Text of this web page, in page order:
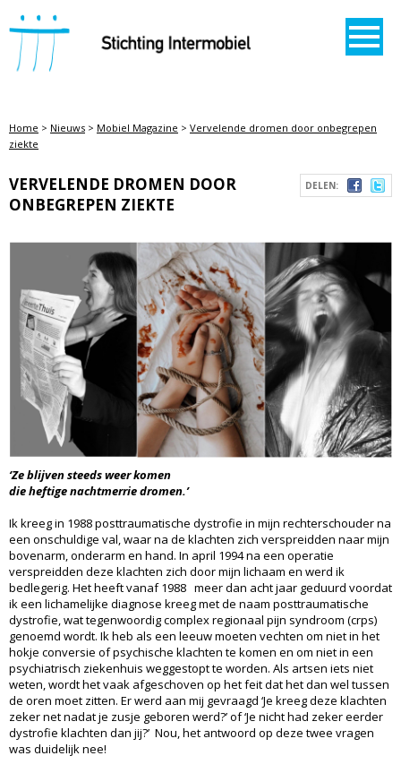
STICHTING INTERMOBIEL
Home > Nieuws > Mobiel Magazine > Vervelende dromen door onbegrepen
ziekte
DELEN:
VERVELENDE DROMEN DOOR
ONBEGREPEN ZIEKTE
‘Ze blijven steeds weer komen
die heftige nachtmerrie dromen.’
Ik kreeg in 1988 posttraumatische dystrofie in mijn rechterschouder na
een onschuldige val, waar na de klachten zich verspreidden naar mijn
bovenarm, onderarm en hand. In april 1994 na een operatie
verspreidden deze klachten zich door mijn lichaam en werd ik
bedlegerig. Het heeft vanaf 1988 meer dan acht jaar geduurd voordat
ik een lichamelijke diagnose kreeg met de naam posttraumatische
dystrofie, wat tegenwoordig complex regionaal pijn syndroom (crps)
genoemd wordt. Ik heb als een leeuw moeten vechten om niet in het
hokje conversie of psychische klachten te komen en om niet in een
psychiatrisch ziekenhuis weggestopt te worden. Als artsen iets niet
weten, wordt het vaak afgeschoven op het feit dat het dan wel tussen
de oren moet zitten. Er werd aan mij gevraagd ‘Je kreeg deze klachten
zeker net nadat je zusje geboren werd?’ of ‘Je nicht had zeker eerder
dystrofie klachten dan jij?’ Nou, het antwoord op deze twee vragen
was duidelijk nee!